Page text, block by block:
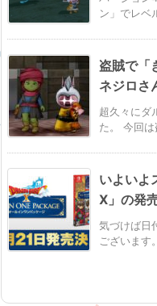
ン」でレベ
盗賊で「
ネジロさ
超久々にダ
た。 今回
いよいよ
X」の発
気づけば日
ございます